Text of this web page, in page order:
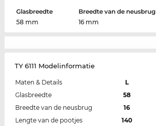
Glasbreedte
58 mm
Breedte van de neusbrug
16 mm
TY 6111 Modelinformatie
Maten & Details
L
Glasbreedte
58
Breedte van de neusbrug
16
Lengte van de pootjes
140